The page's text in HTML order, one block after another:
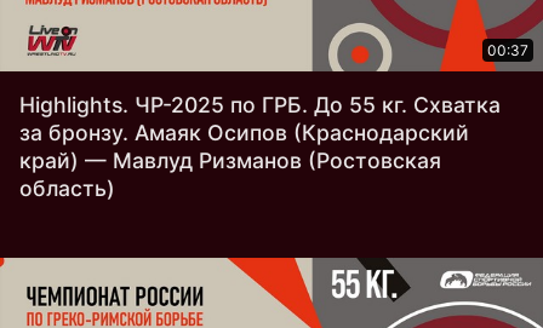
00:37
Highlights. ЧР-2025 по ГРБ. До 55 кг. Схватка
за бронзу. Амаяк Осипов (Краснодарский
край) — Мавлуд Ризманов (Ростовская
область)